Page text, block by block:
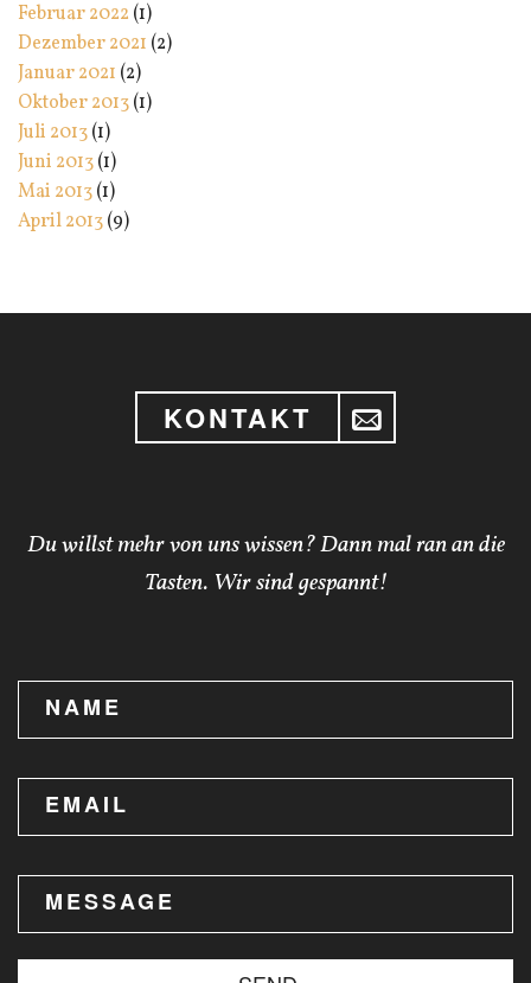
Februar 2022 (1)
Dezember 2021 (2)
Januar 2021 (2)
Oktober 2013(1)
Juli 2013(1)
Juni 2013(1)
Mai 2013(1)
April 2013(9)
KONTAKT
Du willst mehr von uns wissen? Dann mal ran an die
Tasten. Wir sind gespannt!
NAME
EMAIL
MESSAGE